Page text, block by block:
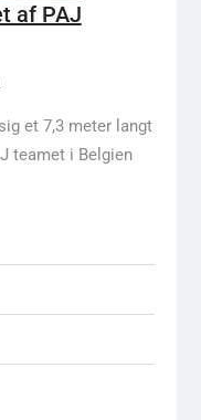
af PAJ
et 7,3 meter langt
teamet i Belgien